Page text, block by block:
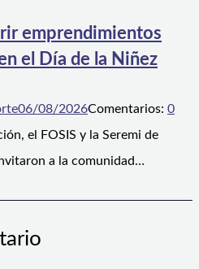
emprendimientos
el Día de la Niñez
06/08/2026Comentarios: 0
el FOSIS y la Seremi de
a la comunidad…